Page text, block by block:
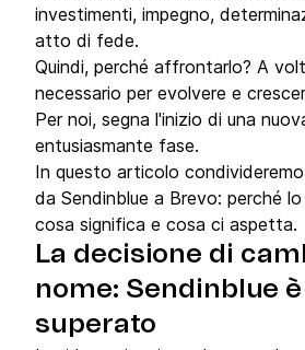
investimenti, impegno,
atto di fede.
Quindi, perché affrontarlo? A
necessario per evolvere e
Per noi, segna l'inizio di una
entusiasmante fase.
In questo articolo
da Sendinblue a Brevo: perché
cosa significa e cosa ci aspetta.
La decisione di
nome: Sendinblue
superato